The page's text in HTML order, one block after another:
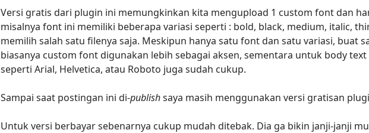
Versi gratis dari plugin ini memungkinkan kita mengupload 1 custom font dan
misalnya font ini memiliki beberapa variasi seperti : bold, black, medium, italic,
memilih salah satu filenya saja. Meskipun hanya satu font dan satu variasi, buat
biasanya custom font digunakan lebih sebagai aksen, sementara untuk body
seperti Arial, Helvetica, atau Roboto juga sudah cukup.
Sampai saat postingan ini di-publishsaya masih menggunakan versi gratisan
Untuk versi berbayar sebenarnya cukup mudah ditebak. Dia ga bikin janji-janji